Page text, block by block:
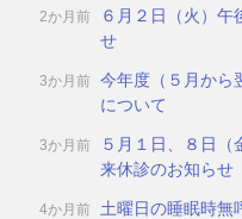
2か月前
６月２日（火）
せ
3か月前 今年度（５月から
について
3か月前
５月１日、８日
来休診のお知らせ
4か月前
土曜日の睡眠時